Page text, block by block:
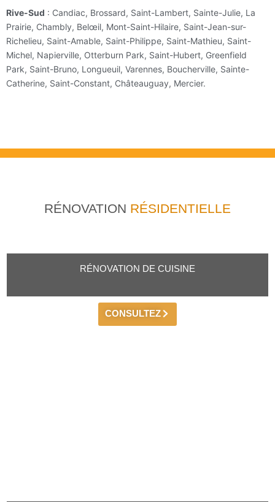
Rive-Sud : Candiac, Brossard, Saint-Lambert, Sainte-Julie, La
Prairie, Chambly, Belœil, Mont-Saint-Hilaire, Saint-Jean-sur-
Richelieu, Saint-Amable, Saint-Philippe, Saint-Mathieu, Saint-
Michel, Napierville, Otterburn Park, Saint-Hubert, Greenfield
Park, Saint-Bruno, Longueuil, Varennes, Boucherville, Sainte-
Catherine, Saint-Constant, Châteauguay, Mercier.
RÉNOVATION RÉSIDENTIELLE
RÉNOVATION DE CUISINE
CONSULTEZ